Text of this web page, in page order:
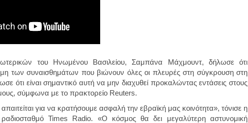
του Ηνωμένου Βασιλείου, Σαμπάνα Μάχμουντ, δήλωσε ότι
των συναισθημάτων που βιώνουν όλες οι πλευρές στη σύγκρουση στη
ότι είναι σημαντικό αυτή να μην διαχυθεί προκαλώντας εντάσεις στους
σύμφωνα με το πρακτορείο Reuters.
για να κρατήσουμε ασφαλή την εβραϊκή μας κοινότητα», τόνισε η
Times Radio. «Ο κόσμος θα δει μεγαλύτερη αστυνομική